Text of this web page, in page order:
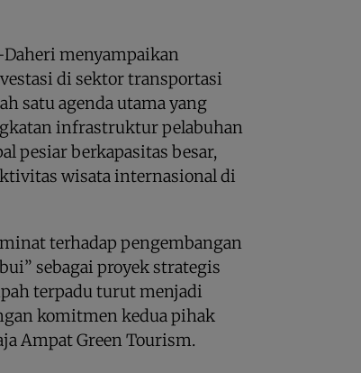
menyampaikan
di sektor transportasi
satu agenda utama yang
infrastruktur pelabuhan
pesiar berkapasitas besar,
wisata internasional di
terhadap pengembangan
sebagai proyek strategis
terpadu turut menjadi
komitmen kedua pihak
Ampat Green Tourism.